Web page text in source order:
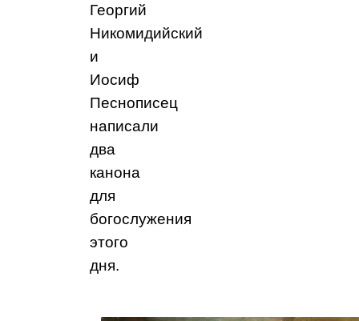
Георгий
Никомидийский
и
Иосиф
Песнописец
написали
два
канона
для
богослужения
этого
дня.